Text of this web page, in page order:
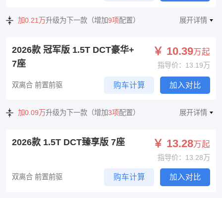
加0.21万升级为下一款（增加9项配置） 展开详情
2026款 冠军版 1.5T DCT豪华+
7座
￥ 10.39万起
指导价：13.19万
双离合 前置前驱 购车计算 加入对比
加0.09万升级为下一款（增加3项配置） 展开详情
2026款 1.5T DCT臻享版 7座 ￥ 13.28万起
指导价：13.28万
双离合 前置前驱 购车计算 加入对比